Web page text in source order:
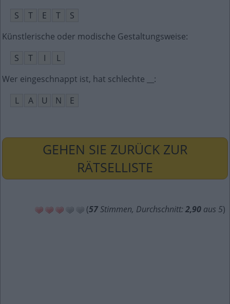
S
T E T
S
Künstlerische oder modische Gestaltungsweise:
S
T I
L
Wer eingeschnappt ist, hat schlechte __ :
L
A U N E
GEHEN SIE ZURÜCK ZUR
RÄTSELLISTE
(57Stimmen, Durchschnitt: 2,90 aus 5)